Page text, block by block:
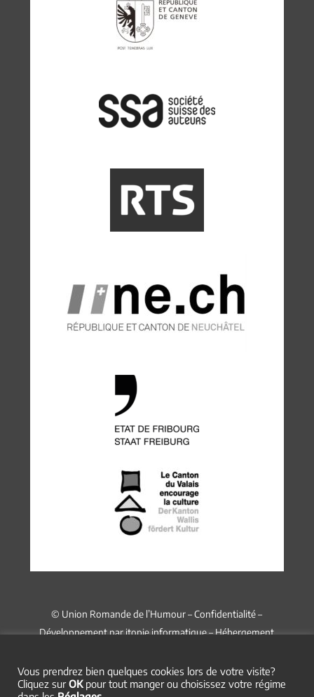
© Union Romande de l’Humour –Confidentialité–
Développement paritopie informatique– Hébergement
Vous prendrez bien quelques cookies lors de votre visite?
Cliquez surOKpour tout manger ou choisissez votre régime